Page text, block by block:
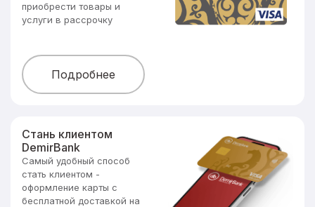
приобрести товары и
услуги в рассрочку
Подробнее
Стань клиентом
DemirBank
Самый удобный способ
стать клиентом -
оформление карты с
бесплатной доставкой на